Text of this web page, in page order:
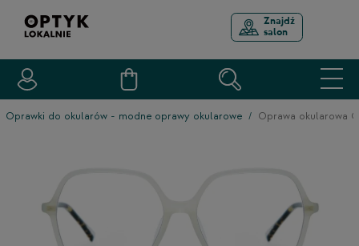
Znajdź
salon
Oprawki do okularów - modne oprawy okularowe Oprawa okularowa